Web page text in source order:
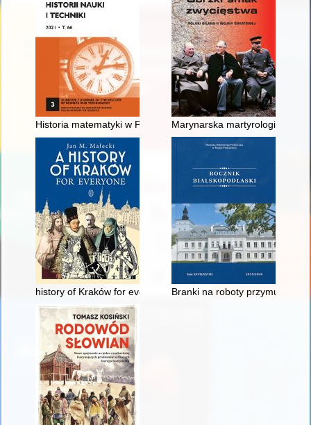
Historia matematyki w Polsce na tle dziejów nauki i kultury -
Marynarska martyrologia
history of Kraków for everyone Branki na roboty przymusowe